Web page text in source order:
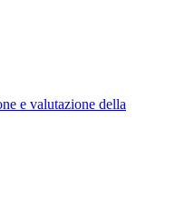
e valutazione della